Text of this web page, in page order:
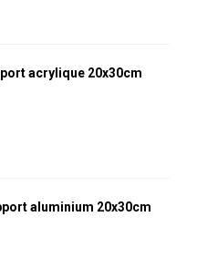
acrylique 20x30cm
aluminium 20x30cm